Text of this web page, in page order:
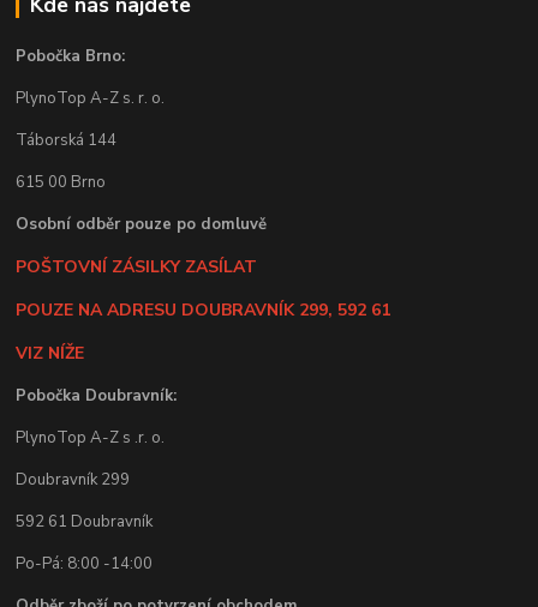
Pobočka Brno:
PlynoTop A-Z s. r. o.
Táborská 144
615 00 Brno
Osobní odběr pouze po domluvě
POŠTOVNÍ ZÁSILKY ZASÍLAT
POUZE NA ADRESU DOUBRAVNÍK 299, 592 61
VIZ NÍŽE
Pobočka Doubravník:
PlynoTop A-Z s .r. o.
Doubravník 299
592 61 Doubravník
Po-Pá: 8:00 -14:00